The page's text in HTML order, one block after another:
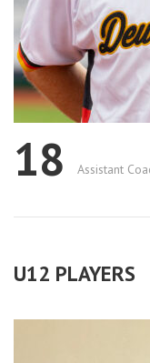
18 Assistant
U12 PLAYERS